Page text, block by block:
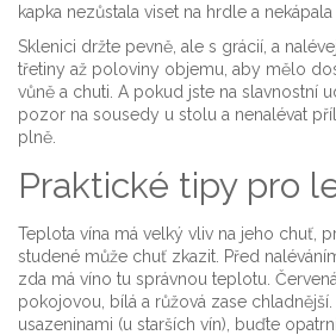
kapka nezůstala viset na hrdle a
Sklenici držte pevně, ale s grácií, a
třetiny až poloviny objemu, aby mělo
vůně a chuti. A pokud jste na slavnostní
pozor na sousedy u stolu a nenalévat
plně.
Praktické tipy pro
Teplota vína má velký vliv na jeho chuť,
studené může chuť zkazit. Před
zda má víno tu správnou teplotu.
pokojovou, bílá a růžová zase
usazeninami (u starších vín), buďte